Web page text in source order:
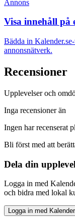
Annons
Visa innehåll på
Bädda in
annonsnätverk.
Recensioner
Upplevelser och
Inga recensioner än
Ingen har recenserat
Bli först med att
Dela din
Logga in med
och bidra med lokal
Logga in med